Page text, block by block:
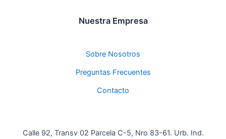
Nuestra Empresa
Sobre Nosotros
Preguntas Frecuentes
Contacto
Calle 92, Transv 02 Parcela C-5, Nro 83-61. Urb. Ind.